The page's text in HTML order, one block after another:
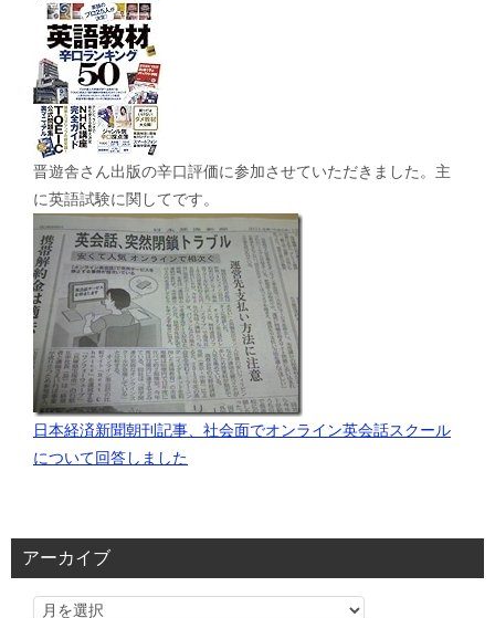
晋遊舎さん出版の辛口評価に参加させていただきました。主
に英語試験に関してです。
日本経済新聞朝刊記事、社会面でオンライン英会話スクール
について回答しました
アーカイブ